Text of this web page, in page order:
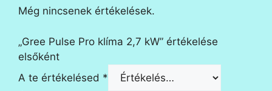
Még nincsenek értékelések.
„Gree Pulse Pro klíma 2,7 kW” értékelése
elsőként
A te értékelésed *